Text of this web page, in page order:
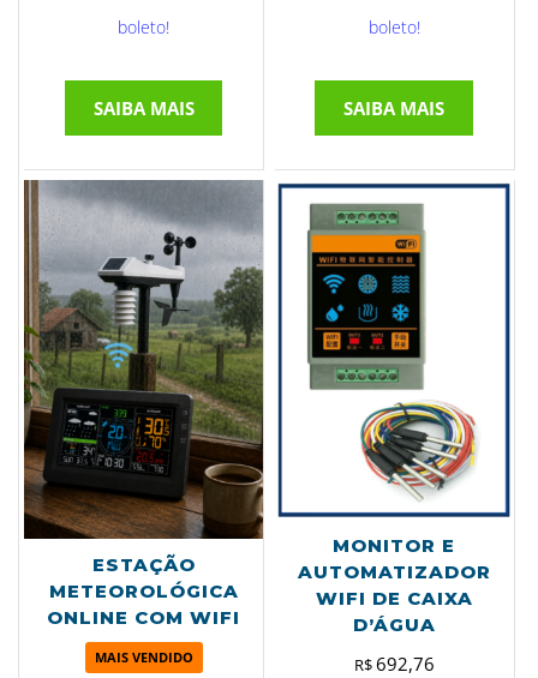
boleto!
SAIBA MAIS
boleto!
SAIBA MAIS
ESTAÇÃO
METEOROLÓGICA
ONLINE COM WIFI
MAIS VENDIDO
MONITOR E
AUTOMATIZADOR
WIFI DE CAIXA
D’ÁGUA
R$692,76